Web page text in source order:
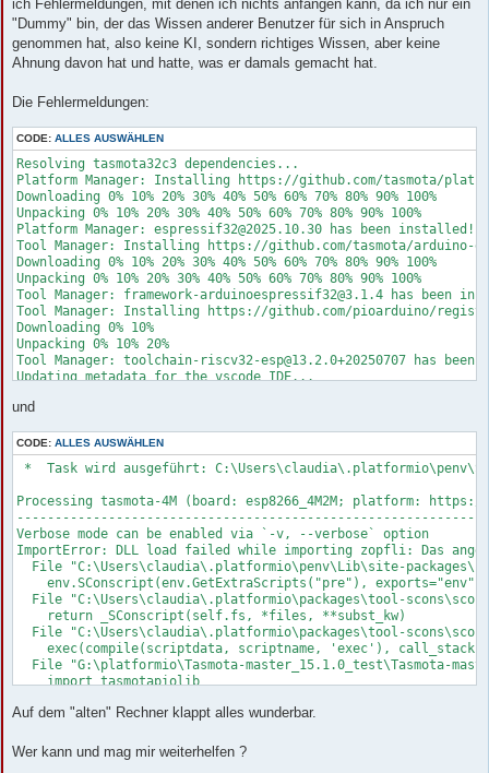
ich Fehlermeldungen, mit denen ich nichts anfangen kann, da ich nur ein
"Dummy" bin, der das Wissen anderer Benutzer für sich in Anspruch
genommen hat, also keine KI, sondern richtiges Wissen, aber keine
Ahnung davon hat und hatte, was er damals gemacht hat.
Die Fehlermeldungen:
CODE: ALLES AUSWÄHLEN
Resolving tasmota32c3 dependencies...
Platform Manager: Installing https://github.com/tasmota/
Downloading 0% 10% 20% 30% 40% 50% 60% 70% 80% 90% 100%
Unpacking 0% 10% 20% 30% 40% 50% 60% 70% 80% 90% 100%
Platform Manager: espressif32@2025.10.30 has been installed!
Tool Manager: Installing https://github.com/tasmota/arduino-
Downloading 0% 10% 20% 30% 40% 50% 60% 70% 80% 90% 100%
Unpacking 0% 10% 20% 30% 40% 50% 60% 70% 80% 90% 100%
Tool Manager: framework-arduinoespressif32@3.1.4 has been
Tool Manager: Installing https://github.com/pioarduino/
Downloading 0% 10%
Unpacking 0% 10% 20%
Tool Manager: toolchain-riscv32-esp@13.2.0+20250707 has
Updating metadata for the vscode IDE...
Tool Manager: toolchain-riscv32-esp@13.2.0+20250707 has
Tool Manager: Installing https://github.com/pioarduino/
Unpacking 0% 10% 20%
Tool Manager: Installing file://
Tool Manager: toolchain-riscv32-esp@13.2.0+20250707 has
Verbose mode can be enabled via `-v, --verbose` option
Nothing more to solidify
ImportError: DLL load failed while importing zopfli: Das
File "C:\Users\claudia\.platformio\penv\Lib\site-
    env.SConscript(env.GetExtraScripts("pre"), exports="env")
File "C:\Users\claudia\.platformio\packages\tool-
    return _SConscript(self.fs, *files, **subst_kw)
File "C:\Users\claudia\.platformio\packages\tool-
exec(compile(scriptdata, scriptname, 'exec'),
File "G:\platformio\Tasmota-15.1.0-master\Tasmota-15.1.0-
    import tasmotapiolib
File "G:\platformio\Tasmota-15.1.0-master\Tasmota-15.1.0-
File "C:\Users\claudia\.platformio\penv\Lib\site-
und
CODE: ALLES AUSWÄHLEN
*  Task wird ausgeführt:
Processing tasmota-4M (board: esp8266_4M2M; platform:
Verbose mode can be enabled via `-v, --verbose` option
ImportError: DLL load failed while importing zopfli: Das
File "C:\Users\claudia\.platformio\penv\Lib\site-
    env.SConscript(env.GetExtraScripts("pre"), exports="env")
File "C:\Users\claudia\.platformio\packages\tool-
    return _SConscript(self.fs, *files, **subst_kw)
File "C:\Users\claudia\.platformio\packages\tool-
exec(compile(scriptdata, scriptname, 'exec'),
File "G:\platformio\Tasmota-master_15.1.0_test\Tasmota-
    import tasmotapiolib
    import zopfli.gzip
    import zopfli.zopfli
Auf dem "alten" Rechner klappt alles wunderbar.
Wer kann und mag mir weiterhelfen ?